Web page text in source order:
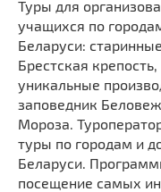
Туры для
учащихся по
Беларуси:
Брестская
уникальные
заповедник
Мороза.
туры по городам и
Беларуси.
посещение самых